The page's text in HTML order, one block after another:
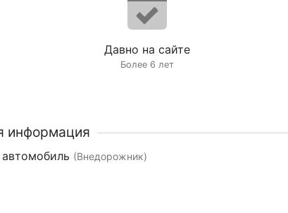
Давно на сайте
Более 6 лет
информация
(Внедорожник)